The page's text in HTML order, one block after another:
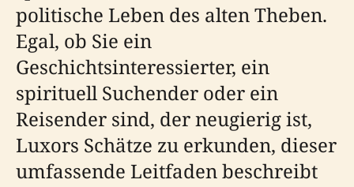
politische Leben des alten Theben.
Egal, ob Sie ein
Geschichtsinteressierter, ein
spirituell Suchender oder ein
Reisender sind, der neugierig ist,
Luxors Schätze zu erkunden, dieser
umfassende Leitfaden beschreibt